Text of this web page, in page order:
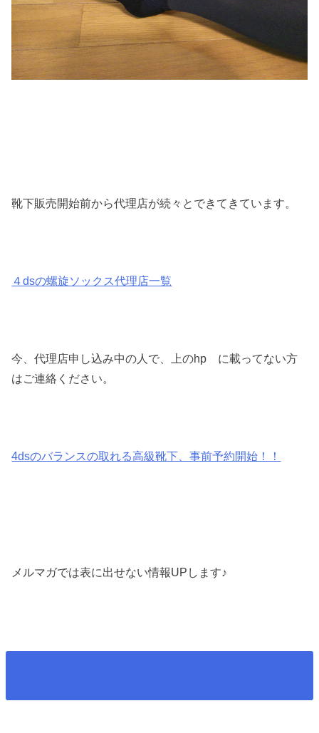
靴下販売開始前から代理店が続々とできてきています。
４dsの螺旋ソックス代理店一覧
今、代理店申し込み中の人で、上のhp に載ってない方
はご連絡ください。
4dsのバランスの取れる高級靴下、事前予約開始！！
メルマガでは表に出せない情報UPします♪